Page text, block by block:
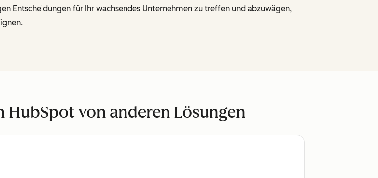
Entscheidungen für Ihr wachsendes Unternehmen zu treffen und abzuwägen,
HubSpot von anderen Lösungen